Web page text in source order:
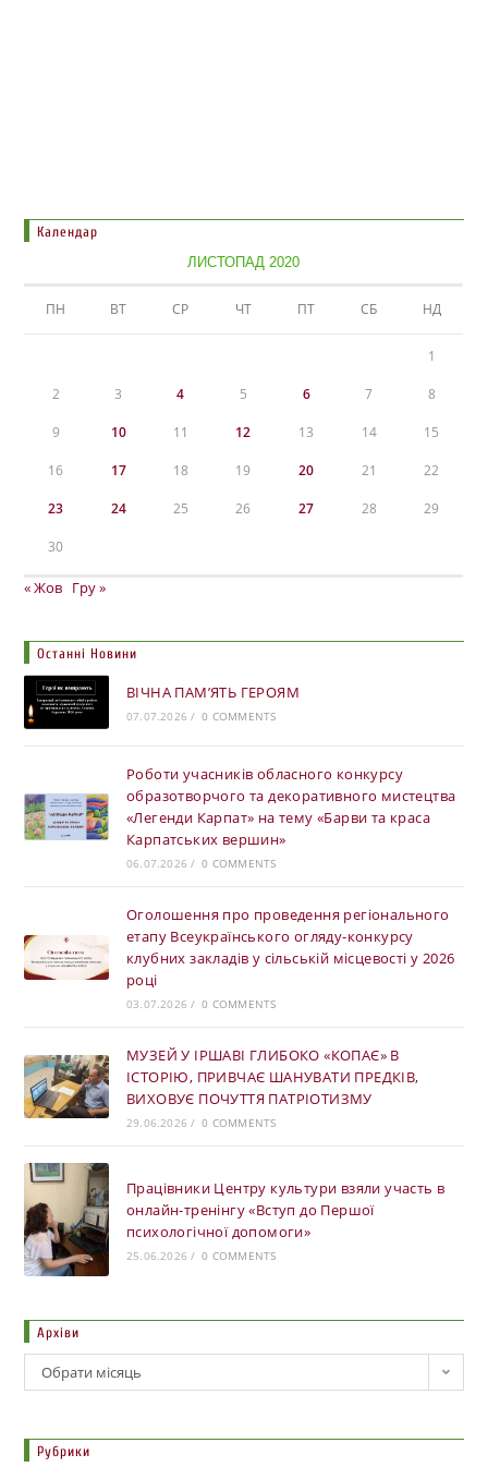
Календар
ЛИСТОПАД 2020
ПН ВТ СР ЧТ ПТ СБ НД
1
2 3 4 5 6 7 8
9 10 11 12 13 14 15
16 17 18 19 20 21 22
23 24 25 26 27 28 29
30
« Жов Гру »
Останні Новини
ВІЧНА ПАМ’ЯТЬ ГЕРОЯМ
07.07.2026 / 0 COMMENTS
Роботи учасників обласного конкурсу
образотворчого та декоративного мистецтва
«Легенди Карпат» на тему «Барви та краса
Карпатських вершин»
06.07.2026 / 0 COMMENTS
Оголошення про проведення регіонального
етапу Всеукраїнського огляду-конкурсу
клубних закладів у сільській місцевості у 2026
році
03.07.2026 / 0 COMMENTS
МУЗЕЙ У ІРШАВІ ГЛИБОКО «КОПАЄ» В
ІСТОРІЮ, ПРИВЧАЄ ШАНУВАТИ ПРЕДКІВ,
ВИХОВУЄ ПОЧУТТЯ ПАТРІОТИЗМУ
29.06.2026 / 0 COMMENTS
Працівники Центру культури взяли участь в
онлайн-тренінгу «Вступ до Першої
психологічної допомоги»
25.06.2026 / 0 COMMENTS
Архіви
Обрати місяць
Рубрики